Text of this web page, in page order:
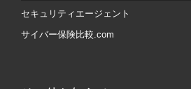
セキュリティエージェント
サイバー保険比較.com